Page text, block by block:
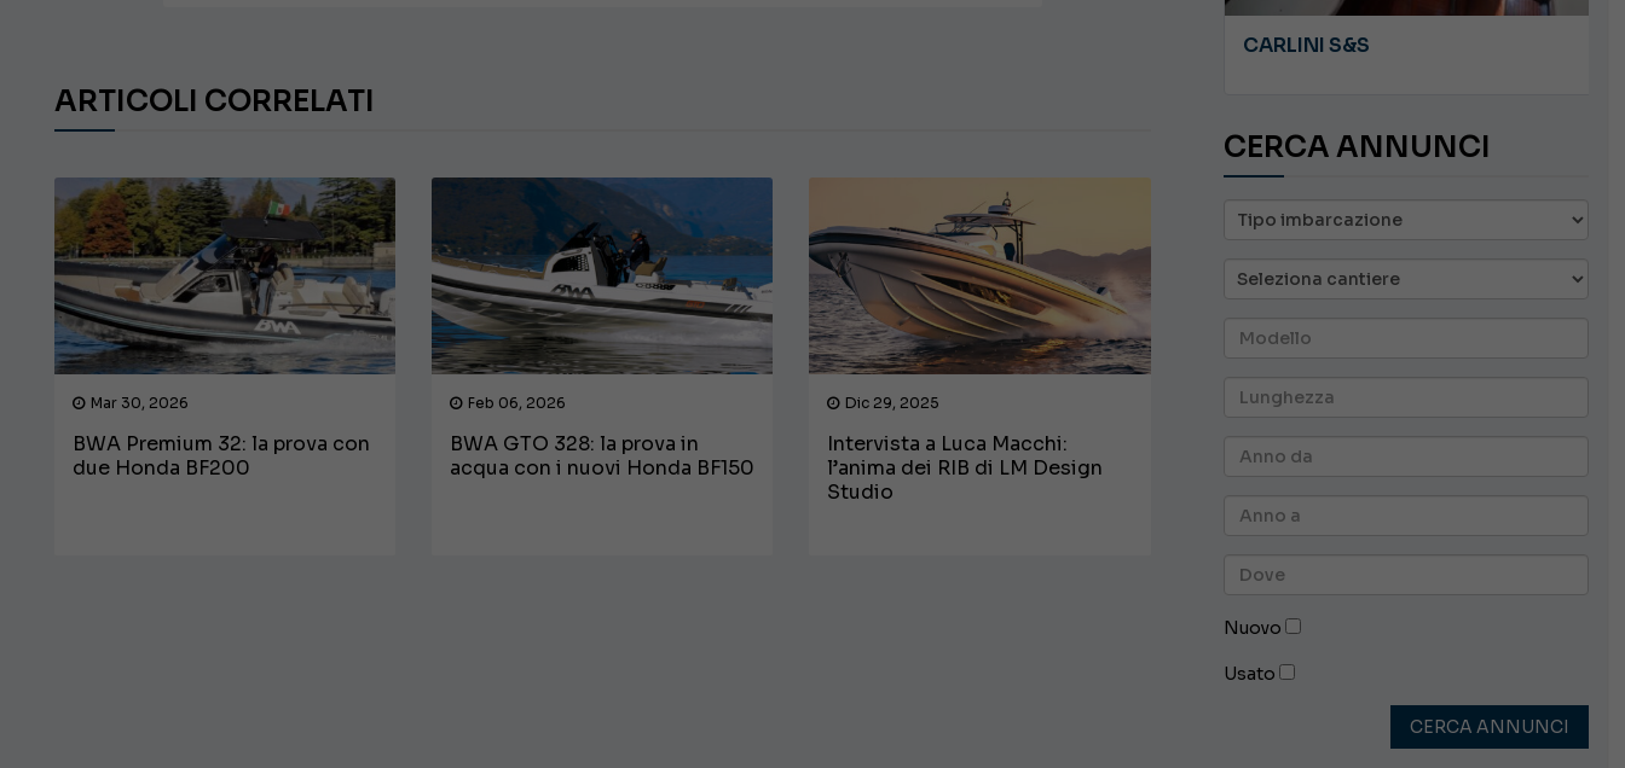
ARTICOLI CORRELATI
Mar 30, 2026
BWA Premium 32: la prova con
due Honda BF200
Feb 06, 2026
BWA GTO 328: la prova in
acqua con i nuovi Honda BF150
Dic 29, 2025
Intervista a Luca Macchi:
l’anima dei RIB di LM Design
Studio
CARLINI S&S
CERCA ANNUNCI
Nuovo
Usato
CERCA ANNUNCI